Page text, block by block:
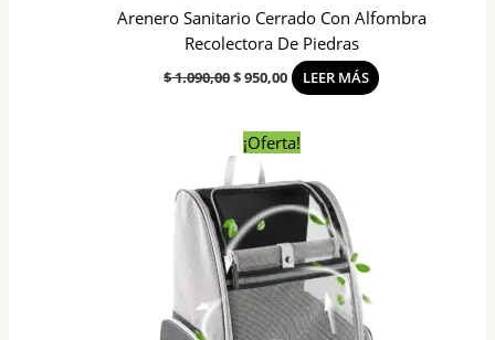
Arenero Sanitario Cerrado Con Alfombra
Recolectora De Piedras
$1.090,00$950,00 LEER MÁS
¡Oferta!
precio
original
era:
$ 1.190,00.
El
precio
actual
es:
$ 1.090,00.